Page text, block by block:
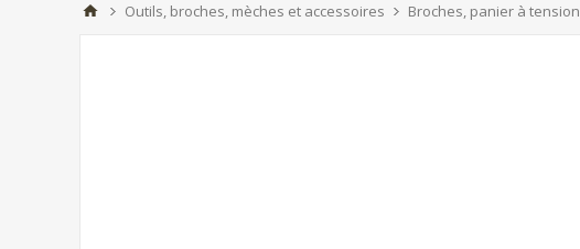
Outils, broches, mèches et accessoires Broches, panier à tension